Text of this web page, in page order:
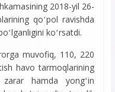
2018-yil 26-
qoʻpol ravishda
koʻrsatdi.
muvofiq, 110, 220
havo tarmoqlarining
hamda yongʻin